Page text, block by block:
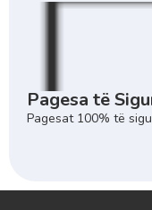
Pagesa të
Pagesat 100% të